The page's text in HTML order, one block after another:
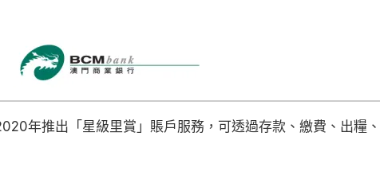
年推出「星級里賞」賬戶服務，可透過存款、繳費、出糧